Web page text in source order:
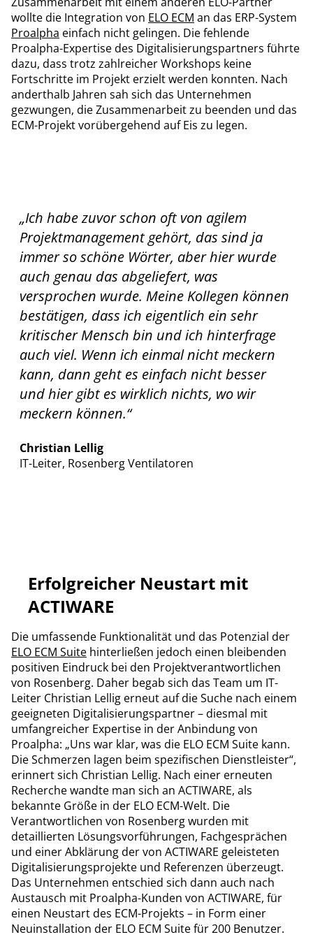
wollte die Integration von ELO ECM an das ERP-System
Proalpha einfach nicht gelingen. Die fehlende
Proalpha-Expertise des Digitalisierungspartners führte
dazu, dass trotz zahlreicher Workshops keine
Fortschritte im Projekt erzielt werden konnten. Nach
anderthalb Jahren sah sich das Unternehmen
gezwungen, die Zusammenarbeit zu beenden und das
ECM-Projekt vorübergehend auf Eis zu legen.
„Ich habe zuvor schon oft von agilem
Projektmanagement gehört, das sind ja
immer so schöne Wörter, aber hier wurde
auch genau das abgeliefert, was
versprochen wurde. Meine Kollegen können
bestätigen, dass ich eigentlich ein sehr
kritischer Mensch bin und ich hinterfrage
auch viel. Wenn ich einmal nicht meckern
kann, dann geht es einfach nicht besser
und hier gibt es wirklich nichts, wo wir
meckern können.“
Christian Lellig
IT-Leiter, Rosenberg Ventilatoren
Erfolgreicher Neustart mit
ACTIWARE
Die umfassende Funktionalität und das Potenzial der
ELO ECM Suite hinterließen jedoch einen bleibenden
positiven Eindruck bei den Projektverantwortlichen
von Rosenberg. Daher begab sich das Team um IT-
Leiter Christian Lellig erneut auf die Suche nach einem
geeigneten Digitalisierungspartner – diesmal mit
umfangreicher Expertise in der Anbindung von
Proalpha: „Uns war klar, was die ELO ECM Suite kann.
Die Schmerzen lagen beim spezifischen Dienstleister“,
erinnert sich Christian Lellig. Nach einer erneuten
Recherche wandte man sich an ACTIWARE, als
bekannte Größe in der ELO ECM-Welt. Die
Verantwortlichen von Rosenberg wurden mit
detaillierten Lösungsvorführungen, Fachgesprächen
und einer Abklärung der von ACTIWARE geleisteten
Digitalisierungsprojekte und Referenzen überzeugt.
Das Unternehmen entschied sich dann auch nach
Austausch mit Proalpha-Kunden von ACTIWARE, für
einen Neustart des ECM-Projekts – in Form einer
Neuinstallation der ELO ECM Suite für 200 Benutzer.